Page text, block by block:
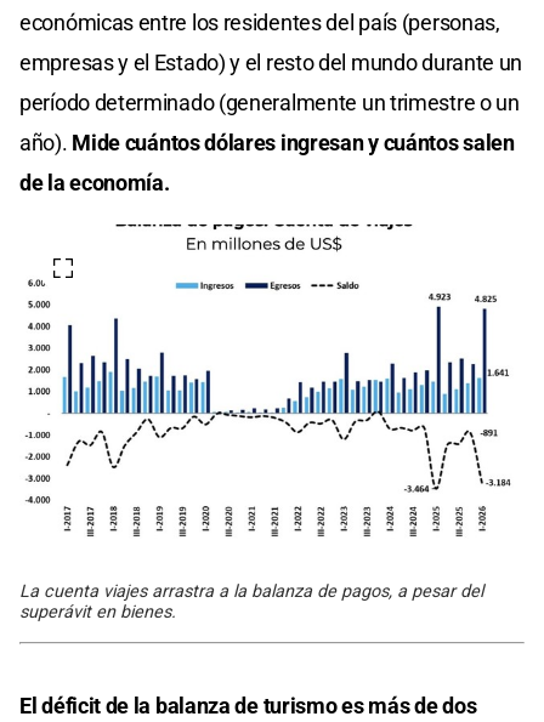
económicas entre los residentes del país (personas,
empresas y el Estado) y el resto del mundo durante un
período determinado (generalmente un trimestre o un
año). Mide cuántos dólares ingresan y cuántos salen
de la economía.
La cuenta viajes arrastra a la balanza de pagos, a pesar del
superávit en bienes.
El déficit de la balanza de turismo es más de dos